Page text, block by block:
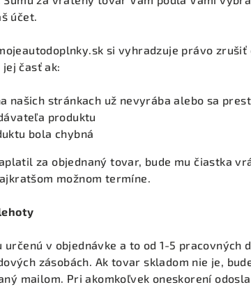
účet.
si vyhradzuje právo zrušiť
časť ak:
našich stránkach už nevyrába alebo sa
produktu
bola chybná
za objednaný tovar, bude mu čiastka
možnom termíne.
určenú v objednávke a to od 1-5 pracovných
zásobách. Ak tovar skladom nie je,
mailom. Pri akomkoľvek oneskorení